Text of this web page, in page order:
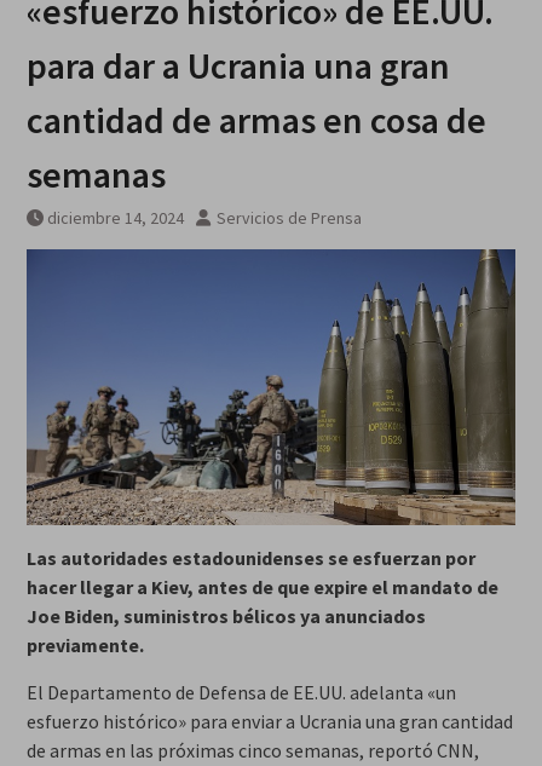
Breves del mundo, viernes 7 de
«esfuerzo histórico» de EE.UU.
para dar a Ucrania una gran
cantidad de armas en cosa de
semanas
diciembre 14, 2024 Servicios de Prensa
Las autoridades estadounidenses se esfuerzan por
hacer llegar a Kiev, antes de que expire el mandato de
Joe Biden, suministros bélicos ya anunciados
previamente.
El Departamento de Defensa de EE.UU. adelanta «un
esfuerzo histórico» para enviar a Ucrania una gran cantidad
de armas en las próximas cinco semanas, reportó CNN,